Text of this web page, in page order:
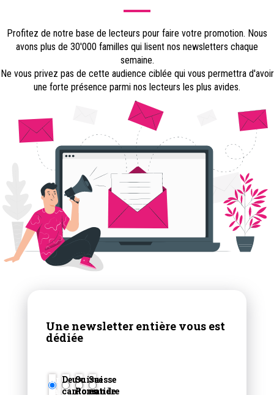
Profitez de notre base de lecteurs pour faire votre promotion. Nous
avons plus de 30'000 familles qui lisent nos newsletters chaque
semaine.
Ne vous privez pas de cette audience ciblée qui vous permettra d'avoir
une forte présence parmi nos lecteurs les plus avides.
Une newsletter entière vous est
dédiée